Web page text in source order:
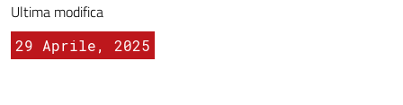
Ultima modifica
29 Aprile, 2025